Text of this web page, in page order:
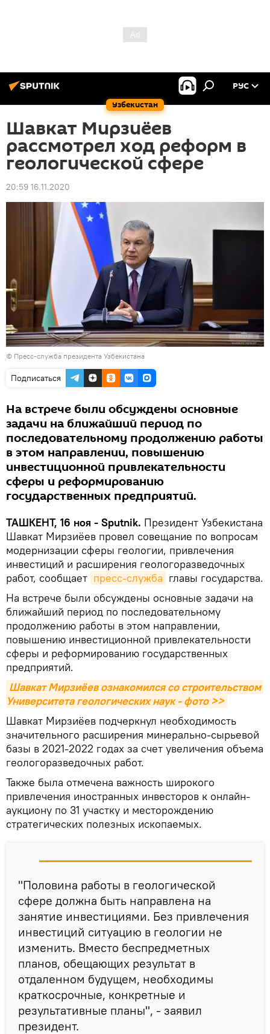
Узбекистан
РУС
Шавкат Мирзиёев
рассмотрел ход реформ в
геологической сфере
20:59 16.11.2020
© Пресс-служба президента Узбекистана
Подписаться
На встрече были обсуждены основные
задачи на ближайший период по
последовательному продолжению работы
в этом направлении, повышению
инвестиционной привлекательности
сферы и реформированию
государственных предприятий.
ТАШКЕНТ, 16 ноя - Sputnik. Президент Узбекистана
Шавкат Мирзиёев провел совещание по вопросам
модернизации сферы геологии, привлечения
инвестиций и расширения геологоразведочных
работ, сообщает пресс-служба главы государства.
На встрече были обсуждены основные задачи на
ближайший период по последовательному
продолжению работы в этом направлении,
повышению инвестиционной привлекательности
сферы и реформированию государственных
предприятий.
Шавкат Мирзиёев ознакомился со строительством
Университета геологических наук - фото >>
Шавкат Мирзиёев подчеркнул необходимость
значительного расширения минерально-сырьевой
базы в 2021-2022 годах за счет увеличения объема
геологоразведочных работ.
Также была отмечена важность широкого
привлечения иностранных инвесторов к онлайн-
аукциону по 31 участку и месторождению
стратегических полезных ископаемых.
"Половина работы в геологической
сфере должна быть направлена на
занятие инвестициями. Без привлечения
инвестиций ситуацию в геологии не
изменить. Вместо беспредметных
планов, обещающих результат в
отдаленном будущем, необходимы
краткосрочные, конкретные и
результативные планы", - заявил
президент.